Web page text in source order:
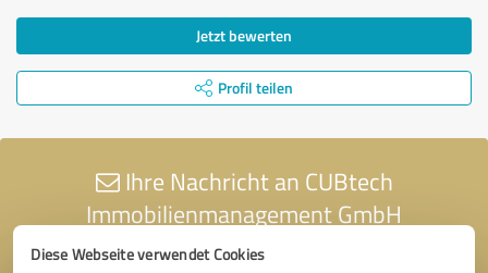
Diese Webseite verwendet Cookies
Jetzt bewerten
Profil teilen
Ihre Nachricht an CUBtech
Immobilienmanagement GmbH